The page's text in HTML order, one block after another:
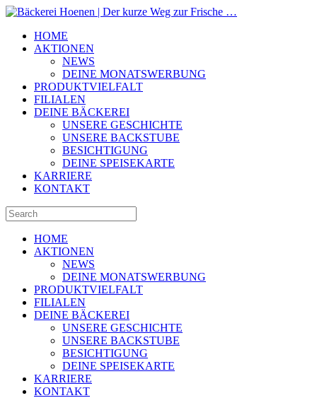
HOME
AKTIONEN
NEWS
DEINE MONATSWERBUNG
PRODUKTVIELFALT
FILIALEN
DEINE BÄCKEREI
UNSERE GESCHICHTE
UNSERE BACKSTUBE
BESICHTIGUNG
DEINE SPEISEKARTE
KARRIERE
KONTAKT
HOME
AKTIONEN
NEWS
DEINE MONATSWERBUNG
PRODUKTVIELFALT
FILIALEN
DEINE BÄCKEREI
UNSERE GESCHICHTE
UNSERE BACKSTUBE
BESICHTIGUNG
DEINE SPEISEKARTE
KARRIERE
KONTAKT